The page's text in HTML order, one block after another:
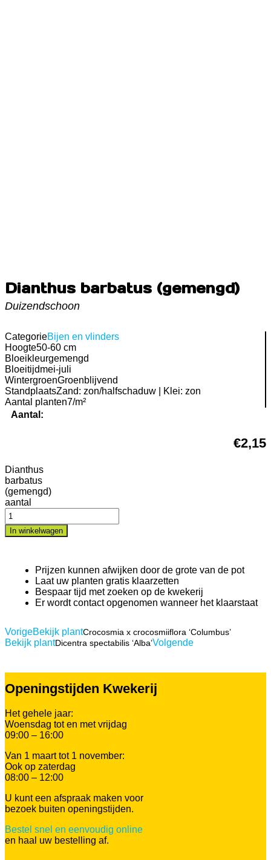
Dianthus barbatus (gemengd)
Duizendschoon
CategorieBijen en vlinders
Hoogte50-60 cm
Bloeikleurgemengd
Bloeitijdmei-juli
WintergroenGroenblijvend
StandplaatsZand: zon/halfschaduw | Klei: zon
Aantal planten7/m²
Aantal:
€2,15
Dianthus
barbatus
(gemengd)
aantal
In winkelwagen
Prijzen kunnen afwijken door de grote van de pot
Laat uw planten gratis klaarzetten
Bespaar tijd met zoeken op de kwekerij
Er wordt contact opgenomen wanneer het klaarstaat
VorigeBekijk plantCrocosmia x crocosmiiflora ‘Columbus’
Bekijk plantDicentra spectabilis ‘Alba’Volgende
Openingstijden Kwekerij
Het gehele jaar:
Woensdag tot en met vrijdag
09:00 – 16:00
Van 1 maart tot 1 november:
Ook op zaterdag
08:00 – 12:00
U kunt een afspraak maken voor
bezoek buiten openingstijden.
Bestel snel en eenvoudig online
en haal uw bestelling af.